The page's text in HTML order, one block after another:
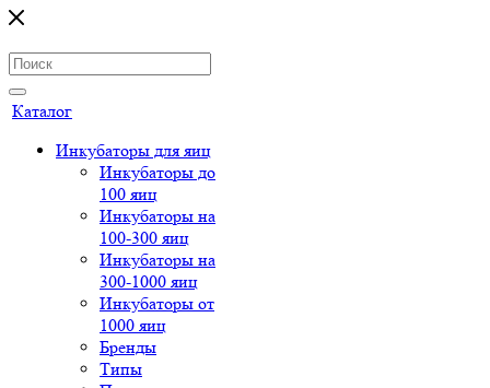
Каталог
Инкубаторы для яиц
Инкубаторы до
100 яиц
Инкубаторы на
100-300 яиц
Инкубаторы на
300-1000 яиц
Инкубаторы от
1000 яиц
Бренды
Типы